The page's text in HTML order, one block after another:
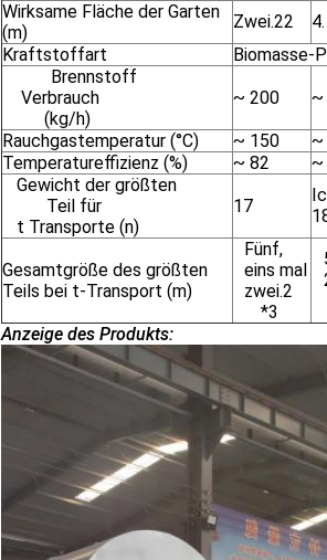
Wirksame Fläche der Garten
(m)
Zwei.22
Kraftstoffart
Biomasse-
Brennstoff
Verbrauch
(kg/h)
~ 200 ~
Rauchgastemperatur (°C) ~ 150 ~
Temperatureffizienz (%)
~ 82 ~
Gewicht der größten
Teil für
t Transporte (n)
17
Gesamtgröße des größten
Teils bei t-Transport (m)
Fünf,
eins mal
zwei.2
*3
Anzeige des Produkts: